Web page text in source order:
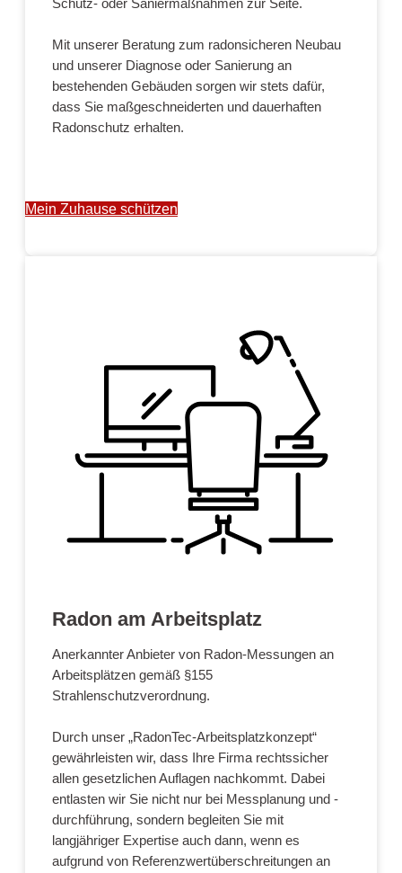
Schutz- oder Saniermaßnahmen zur Seite.
Mit unserer Beratung zum radonsicheren Neubau
und unserer Diagnose oder Sanierung an
bestehenden Gebäuden sorgen wir stets dafür,
dass Sie maßgeschneiderten und dauerhaften
Radonschutz erhalten.
Mein Zuhause schützen
Radon am Arbeitsplatz
Anerkannter Anbieter von Radon-Messungen an
Arbeitsplätzen gemäß §155
Strahlenschutzverordnung.
Durch unser „RadonTec-Arbeitsplatzkonzept“
gewährleisten wir, dass Ihre Firma rechtssicher
allen gesetzlichen Auflagen nachkommt. Dabei
entlasten wir Sie nicht nur bei Messplanung und -
durchführung, sondern begleiten Sie mit
langjähriger Expertise auch dann, wenn es
aufgrund von Referenzwertüberschreitungen an